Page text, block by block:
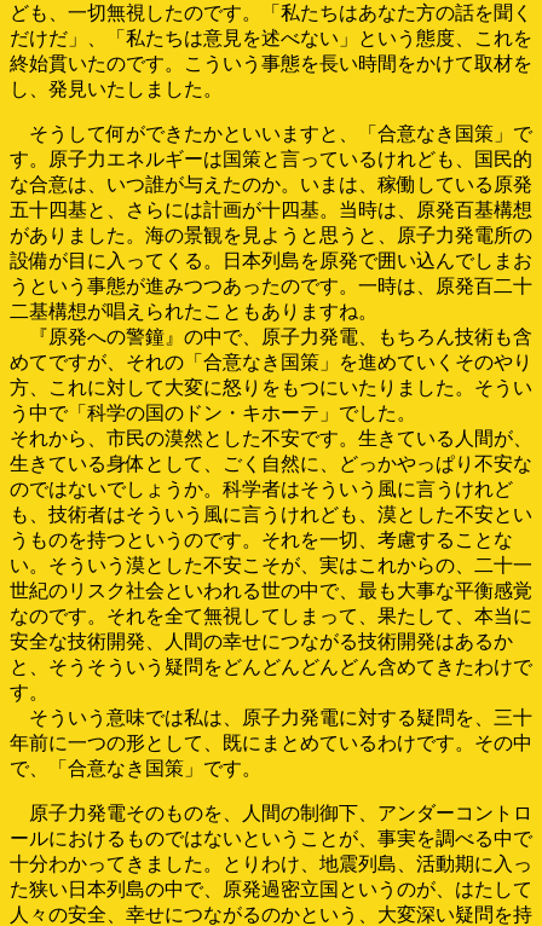
ども、一切無視したのです。「私たちはあなた方の話を聞く
だけだ」、「私たちは意見を述べない」という態度、これを
終始貫いたのです。こういう事態を長い時間をかけて取材を
し、発見いたしました。
そうして何ができたかといいますと、「合意なき国策」で
す。原子力エネルギーは国策と言っているけれども、国民的
な合意は、いつ誰が与えたのか。いまは、稼働している原発
五十四基と、さらには計画が十四基。当時は、原発百基構想
がありました。海の景観を見ようと思うと、原子力発電所の
設備が目に入ってくる。日本列島を原発で囲い込んでしまお
うという事態が進みつつあったのです。一時は、原発百二十
二基構想が唱えられたこともありますね。
『原発への警鐘』の中で、原子力発電、もちろん技術も含
めてですが、それの「合意なき国策」を進めていくそのやり
方、これに対して大変に怒りをもつにいたりました。そうい
う中で「科学の国のドン・キホーテ」でした。
それから、市民の漠然とした不安です。生きている人間が、
生きている身体として、ごく自然に、どっかやっぱり不安な
のではないでしょうか。科学者はそういう風に言うけれど
も、技術者はそういう風に言うけれども、漠とした不安とい
うものを持つというのです。それを一切、考慮することな
い。そういう漠とした不安こそが、実はこれからの、二十一
世紀のリスク社会といわれる世の中で、最も大事な平衡感覚
なのです。それを全て無視してしまって、果たして、本当に
安全な技術開発、人間の幸せにつながる技術開発はあるか
と、そうそういう疑問をどんどんどんどん含めてきたわけで
す。
そういう意味では私は、原子力発電に対する疑問を、三十
年前に一つの形として、既にまとめているわけです。その中
で、「合意なき国策」です。
原子力発電そのものを、人間の制御下、アンダーコントロ
ールにおけるものではないということが、事実を調べる中で
十分わかってきました。とりわけ、地震列島、活動期に入っ
た狭い日本列島の中で、原発過密立国というのが、はたして
人々の安全、幸せにつながるのかという、大変深い疑問を持